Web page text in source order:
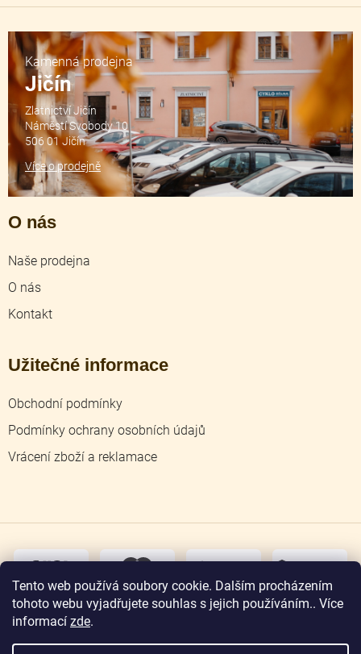
Tento web používá soubory cookie. Dalším procházením
tohoto webu vyjadřujete souhlas s jejich používáním.. Více
informací zde.
O nás
Naše prodejna
O nás
Kontakt
Užitečné informace
Obchodní podmínky
Podmínky ochrany osobních údajů
Vrácení zboží a reklamace
Kamenná prodejna
Jičín
Zlatnictví Jičín
Náměstí Svobody 10
506 01 Jičín
Více o prodejně
osobní